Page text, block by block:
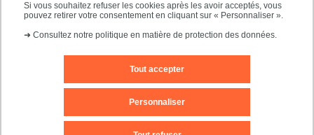
Si vous souhaitez refuser les cookies après les avoir acceptés, vous
pouvez retirer votre consentement en cliquant sur « Personnaliser ».
➜ Consultez notre politique en matière de protection des données.
Tout accepter
Personnaliser
Nous contacter
Plans d'accès Plan du site